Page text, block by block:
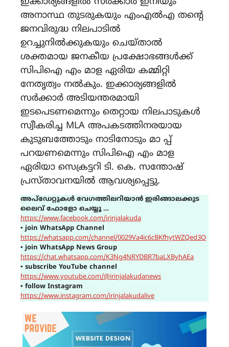
അനാസ്ഥ തുടരുകയും എംഎൽഎ തന്റെ
ജനവിരുദ്ധ നിലപാടിൽ
ഉറച്ചുനിൽക്കുകയും ചെയ്താൽ
ശക്തമായ ജനകീയ പ്രക്ഷോഭങ്ങൾക്ക്
സിപിഐ എം മാള ഏരിയ കമ്മിറ്റി
നേതൃത്വം നൽകും. ഇക്കാര്യങ്ങളിൽ
സർക്കാർ അടിയന്തരമായി
ഇടപെടണമെന്നും തെറ്റായ നിലപാടുകൾ
സ്വീകരിച്ച MLA അപകടത്തിനരയായ
കുടുബത്തോടും നാടിനോടും മാ പ്പ്
പറയണമെന്നും സിപിഐ എം മാള
ഏരിയാ സെക്രട്ടറി ടി. കെ. സന്തോഷ്
പ്രസ്താവനയിൽ ആവശ്യപ്പെട്ടു.
അപ്ഡേറ്റുകൾ വേഗത്തിലറിയാൻ ഇരിങ്ങാലക്കുട
ലൈവ് ഫോളോ ചെയ്യൂ …
https://www.facebook.com/irinjalakuda
▪join WhatsApp Channel
https://whatsapp.com/channel/0029Va4ic6cBKfhytWZQed3O
▪join WhatsApp News Group
https://chat.whatsapp.com/K3Ng4NRYDBR7baLXByhAEa
▪ subscribe YouTube channel
https://www.youtube.com/@irinjalakudanews
▪ follow Instagram
https://www.instagram.com/irinjalakudalive